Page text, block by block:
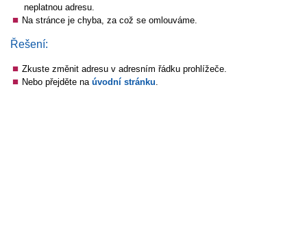
neplatnou adresu.
Na stránce je chyba, za což se omlouváme.
Řešení:
Zkuste změnit adresu v adresním řádku prohlížeče.
Nebo přejděte na úvodní stránku